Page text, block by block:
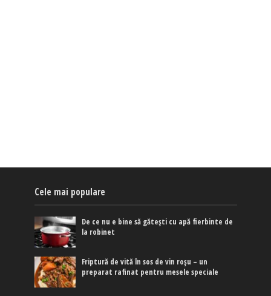
Cele mai populare
De ce nu e bine să gătești cu apă fierbinte de
la robinet
Friptură de vită în sos de vin roșu – un
preparat rafinat pentru mesele speciale